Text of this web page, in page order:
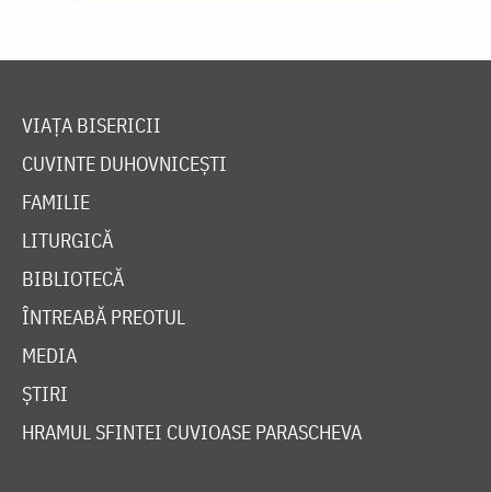
VIAȚA BISERICII
CUVINTE DUHOVNICEȘTI
FAMILIE
LITURGICĂ
BIBLIOTECĂ
ÎNTREABĂ PREOTUL
MEDIA
ȘTIRI
HRAMUL SFINTEI CUVIOASE PARASCHEVA